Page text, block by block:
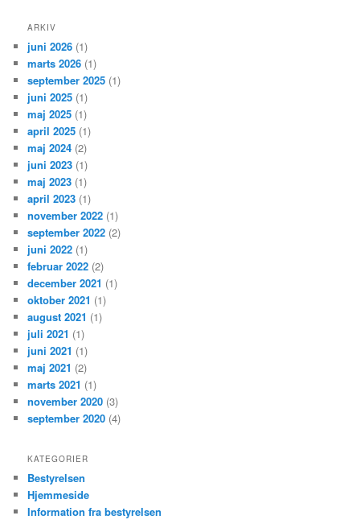
ARKIV
juni 2026 (1)
marts 2026 (1)
september 2025 (1)
juni 2025 (1)
maj 2025 (1)
april 2025 (1)
maj 2024 (2)
juni 2023 (1)
maj 2023 (1)
april 2023 (1)
november 2022 (1)
september 2022 (2)
juni 2022 (1)
februar 2022 (2)
december 2021 (1)
oktober 2021 (1)
august 2021 (1)
juli 2021 (1)
juni 2021 (1)
maj 2021 (2)
marts 2021 (1)
november 2020 (3)
september 2020 (4)
KATEGORIER
Bestyrelsen
Hjemmeside
Information fra bestyrelsen